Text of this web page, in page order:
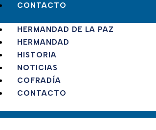
CONTACTO
HERMANDAD DE LA PAZ
HERMANDAD
HISTORIA
NOTICIAS
COFRADÍA
CONTACTO